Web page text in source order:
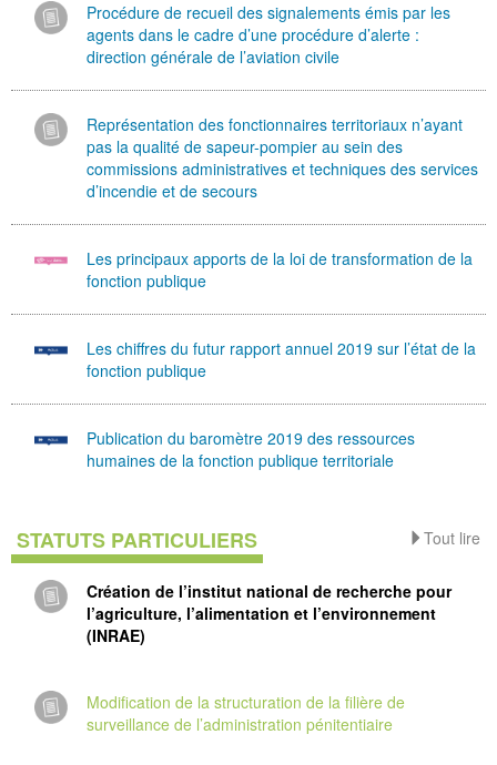
Procédure de recueil des signalements émis par les
agents dans le cadre d’une procédure d’alerte :
direction générale de l’aviation civile
Représentation des fonctionnaires territoriaux n’ayant
pas la qualité de sapeur-pompier au sein des
commissions administratives et techniques des services
d’incendie et de secours
Les principaux apports de la loi de transformation de la
fonction publique
Les chiffres du futur rapport annuel 2019 sur l’état de la
fonction publique
Publication du baromètre 2019 des ressources
humaines de la fonction publique territoriale
Tout lire
STATUTS PARTICULIERS
Création de l’institut national de recherche pour
l’agriculture, l’alimentation et l’environnement
(INRAE)
Modification de la structuration de la filière de
surveillance de l’administration pénitentiaire